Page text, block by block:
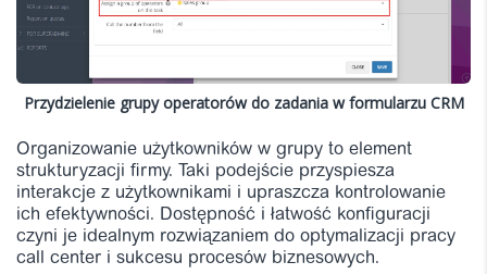
Przydzielenie grupy operatorów do zadania w formularzu CRM
Organizowanie użytkowników w grupy to element
strukturyzacji firmy. Taki podejście przyspiesza
interakcje z użytkownikami i upraszcza kontrolowanie
ich efektywności. Dostępność i łatwość konfiguracji
czyni je idealnym rozwiązaniem do optymalizacji pracy
call center i sukcesu procesów biznesowych.